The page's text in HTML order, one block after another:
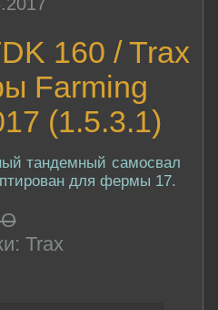
160 / Trax
Farming
(1.5.3.1)
тандемный самосвал
для фермы 17.
Trax